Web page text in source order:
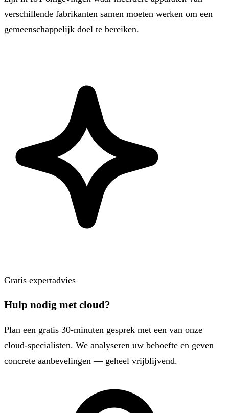
verschillende fabrikanten samen moeten werken om een
gemeenschappelijk doel te bereiken.
Gratis expertadvies
Hulp nodig met cloud?
Plan een gratis 30-minuten gesprek met een van onze
cloud-specialisten. We analyseren uw behoefte en geven
concrete aanbevelingen — geheel vrijblijvend.